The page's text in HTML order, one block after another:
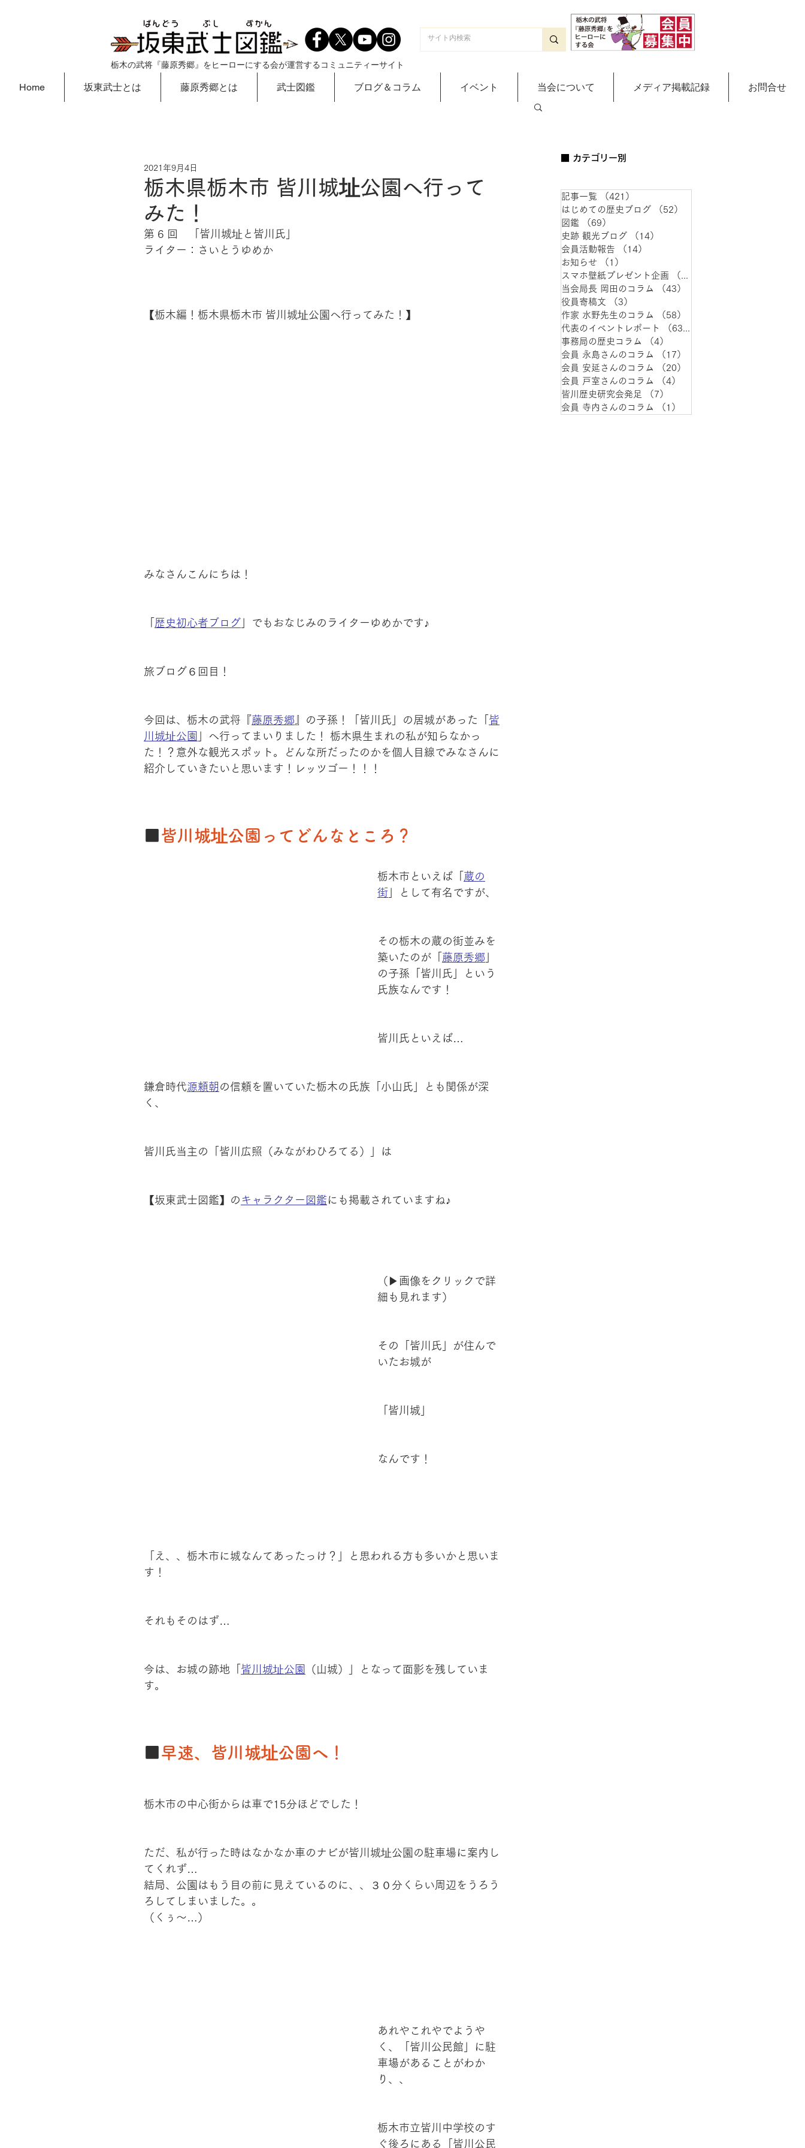
栃木の武将『藤原秀郷』をヒーローにする会が運営するコミュニティーサイト
Home 坂東武士とは 藤原秀郷とは 武士図鑑 ブログ＆コラム イベント 当会について メディア掲載記録 お問合せ
栃木県栃木市 皆川城址公園へ行って
みた！
2021年9月4日
第 6 回　「皆川城址と皆川氏」
ライター：さいとうゆめか
【栃木編！栃木県栃木市 皆川城址公園へ行ってみた！】
みなさんこんにちは！
歴史初心者ブログ 」でもおなじみのライターゆめかです♪
旅ブログ６回目！
今回は、栃木の武将『藤原秀郷 』の子孫！「皆川氏」の居城があった「 皆
川城址公園
」へ行ってまいりました！ 栃木県生まれの私が知らなかっ
た！？意外な観光スポット。どんな所だったのかを個人目線でみなさんに
紹介していきたいと思います！レッツゴー！！！
皆川城址公園ってどんなところ？
栃木市といえば「 蔵の
街 」として有名ですが、
その栃木の蔵の街並みを
築いたのが「 藤原秀郷
の子孫「皆川氏」という
氏族なんです！
皆川氏といえば…
鎌倉時代源頼朝 の信頼を置いていた栃木の氏族「小山氏」とも関係が深
く、
皆川氏当主の「皆川広照（みながわひろてる）」は
【坂東武士図鑑】の キャラクター図鑑にも掲載されていますね♪
（▶︎画像をクリックで詳
細も見れます）
その「皆川氏」が住んで
いたお城が
「皆川城」
なんです！
「え、、栃木市に城なんてあったっけ？」と思われる方も多いかと思いま
す！
それもそのはず…
今は、お城の跡地「 皆川城址公園
（山城）」となって面影を残していま
す。
早速、皆川城址公園へ！
栃木市の中心街からは車で15分ほどでした！
ただ、私が行った時はなかなか車のナビが皆川城址公園の駐車場に案内し
てくれず…
結局、公園はもう目の前に見えているのに、、３０分くらい周辺をうろう
ろしてしまいました。。
（くぅ～…）
あれやこれやでようや
く、「皆川公民館」に駐
車場があることがわか
り、、
栃木市立皆川中学校のす
ぐ後ろにある「皆川公民
■ カテゴリー別
記事一覧 （421）
はじめての歴史ブログ
（52）
図鑑
（69）
史跡 観光ブログ
（14）
会員活動報告
（14）
お知らせ
（1）
スマホ壁紙プレゼント企画
（1）
当会局長 岡田のコラム
（43）
役員寄稿文
（3）
作家 水野先生のコラム
（58）
代表のイベントレポート
（63）
事務局の歴史コラム
（4）
会員 永島さんのコラム
（17）
会員 安延さんのコラム
（20）
会員 戸室さんのコラム
（4）
皆川歴史研究会発足
（7）
会員 寺内さんのコラム
（1）